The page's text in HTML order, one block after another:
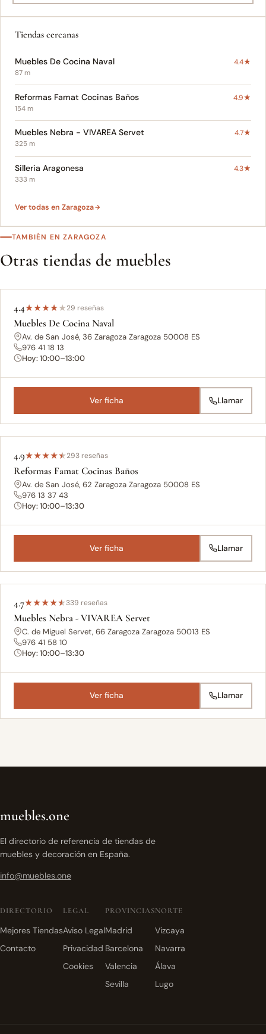
Tiendas cercanas
Muebles De Cocina Naval 4.4★
87 m
Reformas Famat Cocinas Baños 4.9★
154 m
Muebles Nebra - VIVAREA Servet 4.7★
325 m
Silleria Aragonesa 4.3★
333 m
Ver todas en Zaragoza
TAMBIÉN EN ZARAGOZA
Otras tiendas de muebles
4.4★★★★★29 reseñas
Muebles De Cocina Naval
Av. de San José, 36 Zaragoza Zaragoza 50008 ES
976 41 18 13
Hoy: 10:00–13:00
Ver ficha Llamar
4.9★★★★★293 reseñas
Reformas Famat Cocinas Baños
Av. de San José, 62 Zaragoza Zaragoza 50008 ES
976 13 37 43
Hoy: 10:00–13:30
Ver ficha Llamar
4.7★★★★★339 reseñas
Muebles Nebra - VIVAREA Servet
C. de Miguel Servet, 66 Zaragoza Zaragoza 50013 ES
976 41 58 10
Hoy: 10:00–13:30
Ver ficha Llamar
muebles.one
El directorio de referencia de tiendas de
muebles y decoración en España.
info@muebles.one
DIRECTORIO
Mejores Tiendas
Contacto
LEGAL
Aviso Legal
Privacidad
Cookies
PROVINCIAS
Madrid
Barcelona
Valencia
Sevilla
NORTE
Vizcaya
Navarra
Álava
Lugo